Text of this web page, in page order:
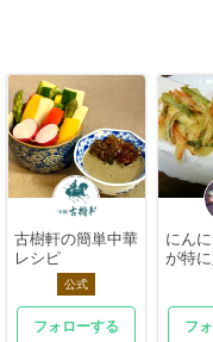
古樹軒の簡単中華
レシピ
公式
フォローする
にん
が特
フ